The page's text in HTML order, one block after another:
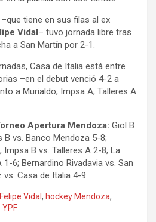
tiene en sus filas al ex
Vidal– tuvo jornada libre tras
a San Martín por 2-1.
Casa de Italia está entre
–en el debut venció 4-2 a
a Murialdo, Impsa A, Talleres A
Apertura Mendoza: Giol B
B vs. Banco Mendoza 5-8;
Impsa B vs. Talleres A 2-8; La
6; Bernardino Rivadavia vs. San
Casa de Italia 4-9
Felipe Vidal , hockey Mendoza,